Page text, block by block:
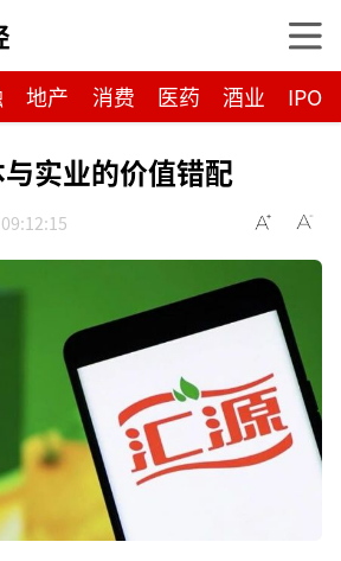
地产 消费 医药 酒业 IPO
实业的价值错配